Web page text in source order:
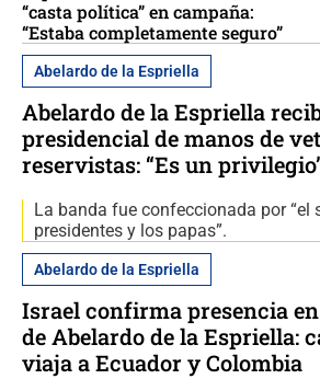
“casta política” en campaña:
“Estaba completamente seguro”
Abelardo de la Espriella
Abelardo de la Espriella
presidencial de manos de
reservistas: “Es un
La banda fue confeccionada por “el
presidentes y los papas”.
Abelardo de la Espriella
Israel confirma presencia
de Abelardo de la Espriella:
viaja a Ecuador y Colombia